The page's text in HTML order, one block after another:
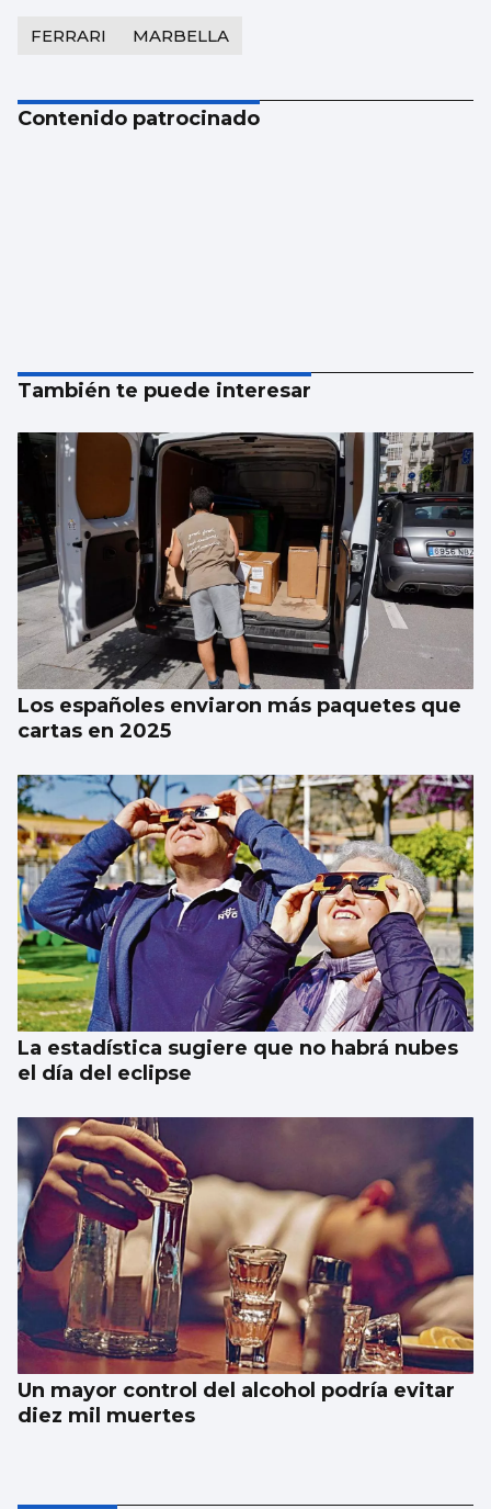
FERRARI MARBELLA
Contenido patrocinado
También te puede interesar
Los españoles enviaron más paquetes que
cartas en 2025
La estadística sugiere que no habrá nubes
el día del eclipse
Un mayor control del alcohol podría evitar
diez mil muertes